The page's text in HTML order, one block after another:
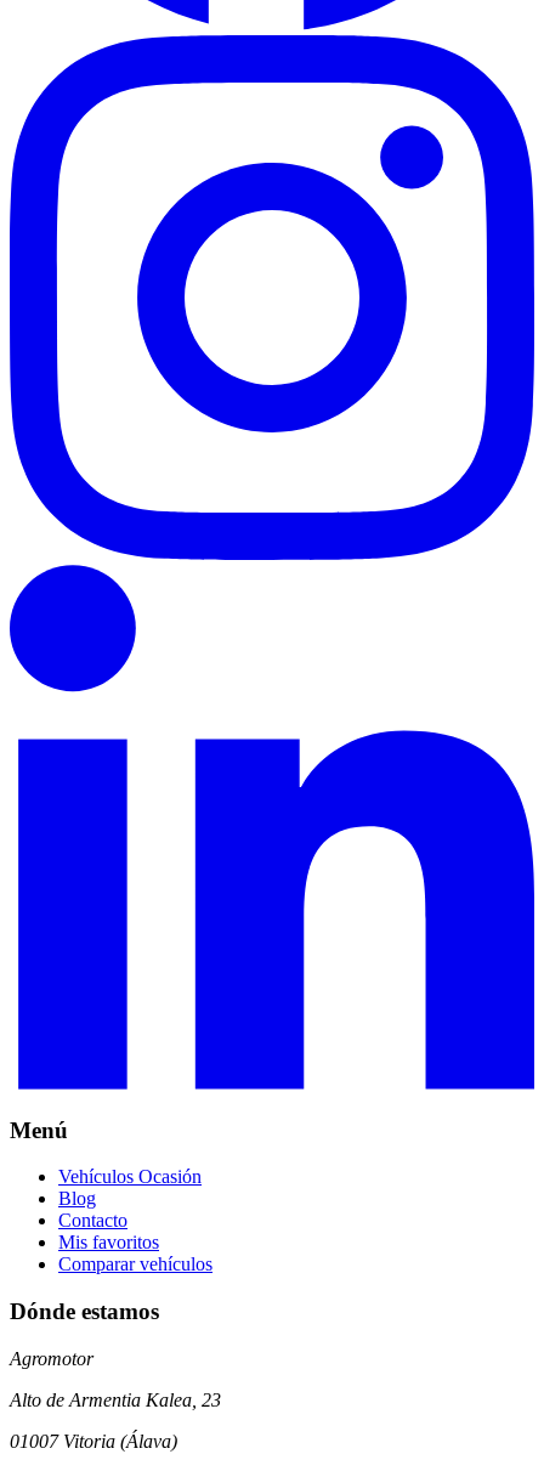
Menú
Vehículos Ocasión
Blog
Contacto
Mis favoritos
Comparar vehículos
Dónde estamos
Agromotor
Alto de Armentia Kalea, 23
01007 Vitoria (Álava)